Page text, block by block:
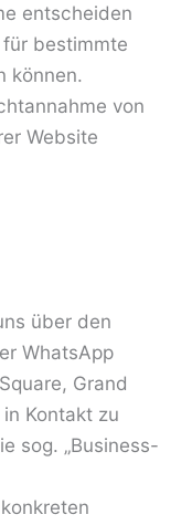
entscheiden
bestimmte
können.
von
Website
über den
WhatsApp
Grand
Kontakt zu
sog. „Business-